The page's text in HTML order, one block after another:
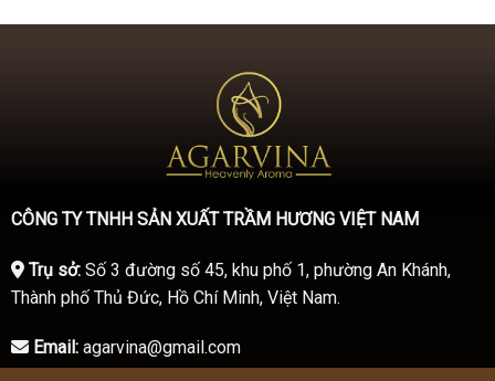
CÔNG TY TNHH SẢN XUẤT TRẦM HƯƠNG VIỆT NAM
Trụ sở: Số 3 đường số 45, khu phố 1, phường An Khánh,
Thành phố Thủ Đức, Hồ Chí Minh, Việt Nam.
Email: agarvina@gmail.com